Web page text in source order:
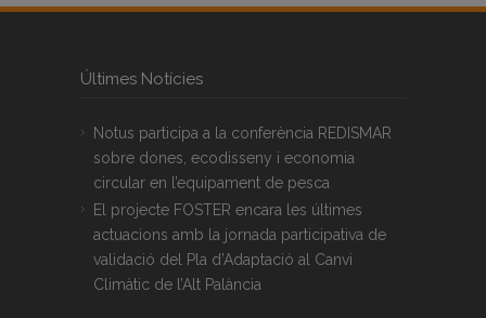
Últimes Notícies
Notus participa a la conferència REDISMAR
sobre dones, ecodisseny i economia
circular en l’equipament de pesca
El projecte FOSTER encara les últimes
actuacions amb la jornada participativa de
validació del Pla d’Adaptació al Canvi
Climàtic de l’Alt Palància